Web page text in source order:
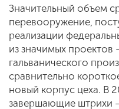
Значительный объем
перевооружение,
реализации
из значимых проектов
гальванического
сравнительно
новый корпус цеха. В
завершающие штрихи